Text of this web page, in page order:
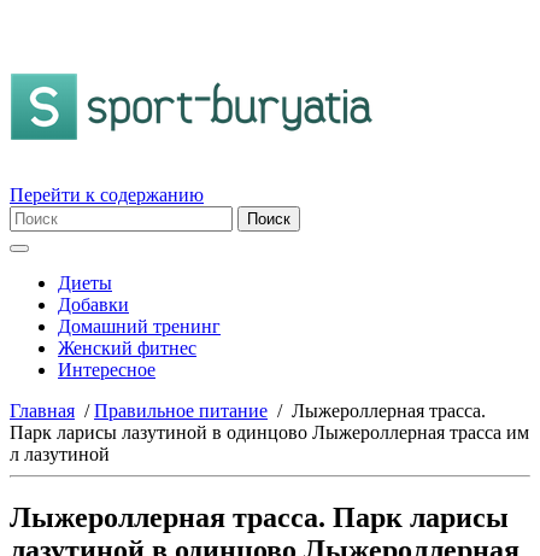
Перейти к содержанию
Диеты
Добавки
Домашний тренинг
Женский фитнес
Интересное
Главная /Правильное питание / Лыжероллерная трасса.
Парк ларисы лазутиной в одинцово Лыжероллерная трасса им
л лазутиной
Лыжероллерная трасса. Парк ларисы